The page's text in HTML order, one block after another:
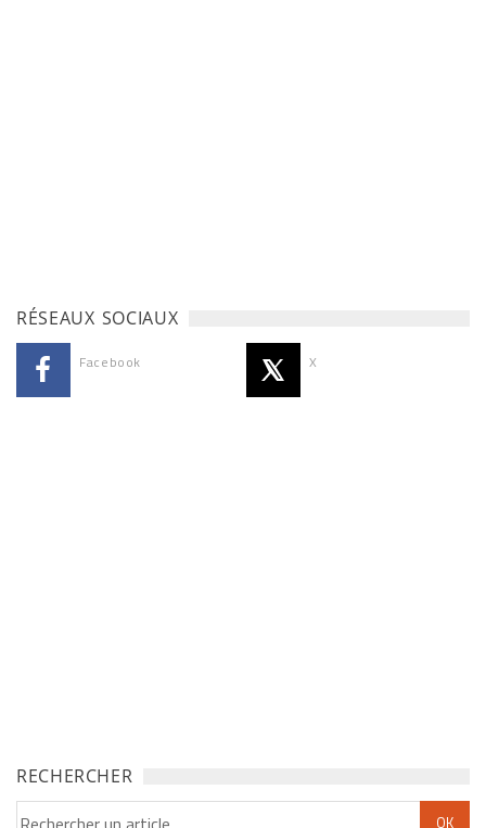
RÉSEAUX SOCIAUX
Facebook X
RECHERCHER